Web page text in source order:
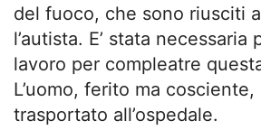
del fuoco, che sono riusciti
l’autista. E’ stata necessaria
lavoro per compleatre
L’uomo, ferito ma
trasportato all’ospedale.